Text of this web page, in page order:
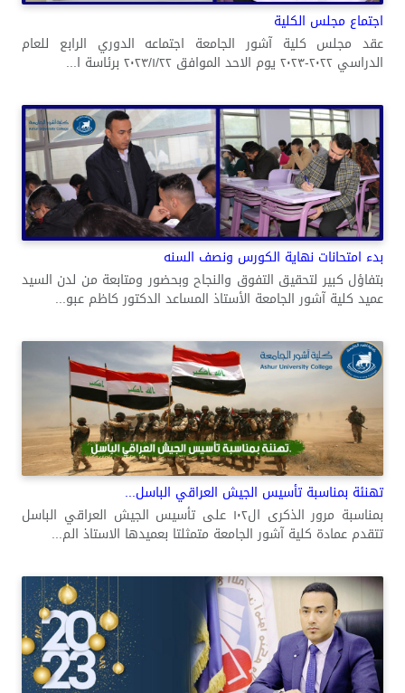
اجتماع مجلس الكلية
عقد مجلس كلية آشور الجامعة اجتماعه الدوري الرابع للعام
الدراسي ٢٠٢٢-٢٠٢٣ يوم الاحد الموافق ٢٠٢٣/١/٢٢ برئاسة ا...
بدء امتحانات نهاية الكورس ونصف السنه
بتفاؤل كبير لتحقيق التفوق والنجاح وبحضور ومتابعة من لدن السيد
عميد كلية آشور الجامعة الأستاذ المساعد الدكتور كاظم عبو...
تهنئة بمناسبة تأسيس الجيش العراقي الباسل...
بمناسبة مرور الذكرى ال١٠٢ على تأسيس الجيش العراقي الباسل
تتقدم عمادة كلية آشور الجامعة متمثلتا بعميدها الاستاذ الم...